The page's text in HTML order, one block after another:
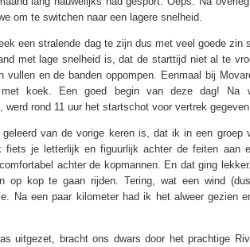
om te switchen naar een lagere snelheid.
een stralende dag te zijn dus met veel goede zin
met lage snelheid is, dat de starttijd niet al te
vullen en de banden oppompen. Eenmaal bij
koek. Een goed begin van deze dag! Na
werd rond 11 uur het startschot voor vertrek
van de vorige keren is, dat ik in een
fiets je letterlijk en figuurlijk achter de feiten aan
achter de kopmannen. En dat ging
op kop te gaan rijden. Tering, wat een wind
Na een paar kilometer had ik het alweer gezien
uitgezet, bracht ons dwars door het prachtige